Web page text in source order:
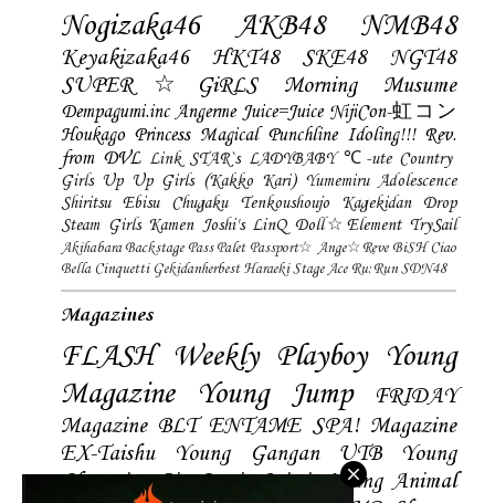
Nogizaka46 AKB48 NMB48
Keyakizaka46 HKT48 SKE48
NGT48
SUPER☆GiRLS
Morning Musume
Dempagumi.inc Angerme Juice=Juice NijiCon-虹コン
Houkago Princess Magical Punchline Idoling!!! Rev.
from DVL Link STAR`s LADYBABY ℃-ute Country
Girls Up Up Girls (Kakko Kari) Yumemiru Adolescence
Shiritsu Ebisu Chugaku
Tenkoushoujo Kagekidan
Drop
Steam Girls Kamen Joshi's LinQ Doll☆Element TrySail
Akihabara Backstage Pass Palet Passport☆ Ange☆Reve BiSH Ciao
Bella Cinquetti Gekidanherbest Haraeki Stage Ace Ru:Run SDN48
Magazines
FLASH Weekly Playboy Young
Magazine
Young Jump
FRIDAY
Magazine BLT ENTAME SPA! Magazine
EX-Taishu
Young Gangan UTB
Young
Champion Big Comic Spirtis Young Animal